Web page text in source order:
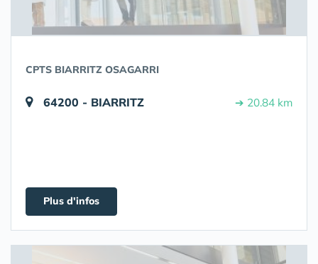
CPTS BIARRITZ OSAGARRI
64200 - BIARRITZ ➔ 20.84 km
Plus d'infos